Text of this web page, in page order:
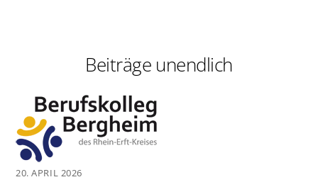
Beiträge unendlich
20. APRIL 2026